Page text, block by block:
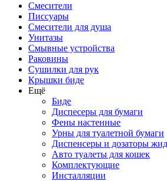
Смесители
Писсуары
Смесители для душа
Унитазы
Смывные устройства
Раковины
Сушилки для рук
Крышки биде
Ещё
Биде
Диспесеры для бумаги
Фены настенные
Урны для туалетной бумаги
Диспенсеры и дозаторы
Авто туалеты для кошек
Комплектующие
Инсталляции